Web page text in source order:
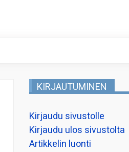
KIRJAUTUMINEN
Kirjaudu sivustolle
Kirjaudu ulos sivustolta
Artikkelin luonti